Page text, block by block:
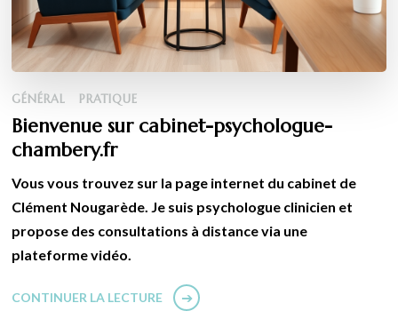
GÉNÉRAL PRATIQUE
Bienvenue sur cabinet-psychologue-
chambery.fr
Vous vous trouvez sur la page internet du cabinet de
Clément Nougarède. Je suis psychologue clinicien et
propose des consultations à distance via une
plateforme vidéo.
CONTINUER LA LECTURE